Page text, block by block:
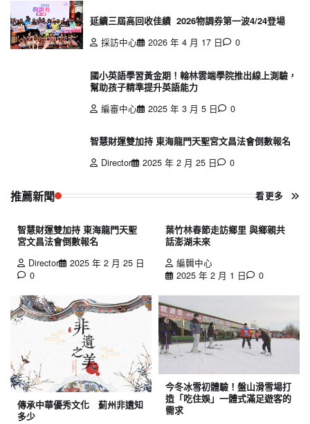
延續三屆高回收佳績 2026物調券第一波4/24登場
採訪中心
2026 年 4 月 17 日 0
國小英語學習黃金期！翰林雲端學院推出線上測驗，
幫助孩子精準提升英語能力
編審中心
2025 年 3 月 5 日 0
智慧財運雙加持 東海龍門天聖宮文昌法會倒數報名
Director
2025 年 2 月 25 日 0
推薦新聞 看更多
智慧財運雙加持 東海龍門天聖
宮文昌法會倒數報名
Director
2025 年 2 月 25 日
0
葉竹林春節走訪鄉里 與鄉親共
話澎湖未來
編輯中心
2025 年 2 月 1 日
0
傳承中華優秀文化 薊州非遺知
多少
今冬冰雪初體驗！盤山滑雪場打
造「吃住娛」一體式滿足遊客的
需求